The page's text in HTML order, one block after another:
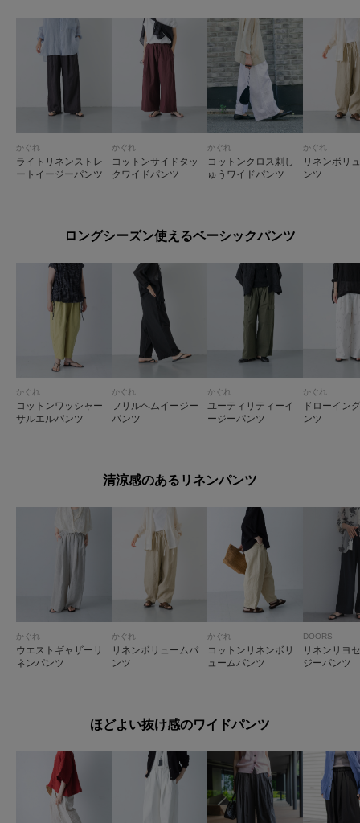
かぐれ
ライトリネンストレ
ートイージーパンツ
かぐれ
コットンサイドタッ
クワイドパンツ
かぐれ
コットンクロス刺し
ゅうワイドパンツ
かぐれ
リネンボリ
ンツ
ロングシーズン使えるベーシックパンツ
かぐれ
コットンワッシャー
サルエルパンツ
かぐれ
フリルヘムイージー
パンツ
かぐれ
ユーティリティーイ
ージーパンツ
かぐれ
ドローイン
ンツ
清涼感のあるリネンパンツ
かぐれ
ウエストギャザーリ
ネンパンツ
かぐれ
リネンボリュームパ
ンツ
かぐれ
コットンリネンボリ
ュームパンツ
DOORS
リネンリヨ
ジーパンツ
ほどよい抜け感のワイドパンツ